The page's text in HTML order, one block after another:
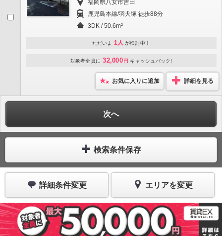
福岡県八女市吉田
鹿児島本線/羽犬塚 徒歩88分
3DK / 50.6m²
ただいま 1人 が検討中！
対象者全員に 32,000 円 キャッシュバック!
お気に入りに追加 詳細を見る
次へ
検索条件保存
詳細条件変更 エリアを変更